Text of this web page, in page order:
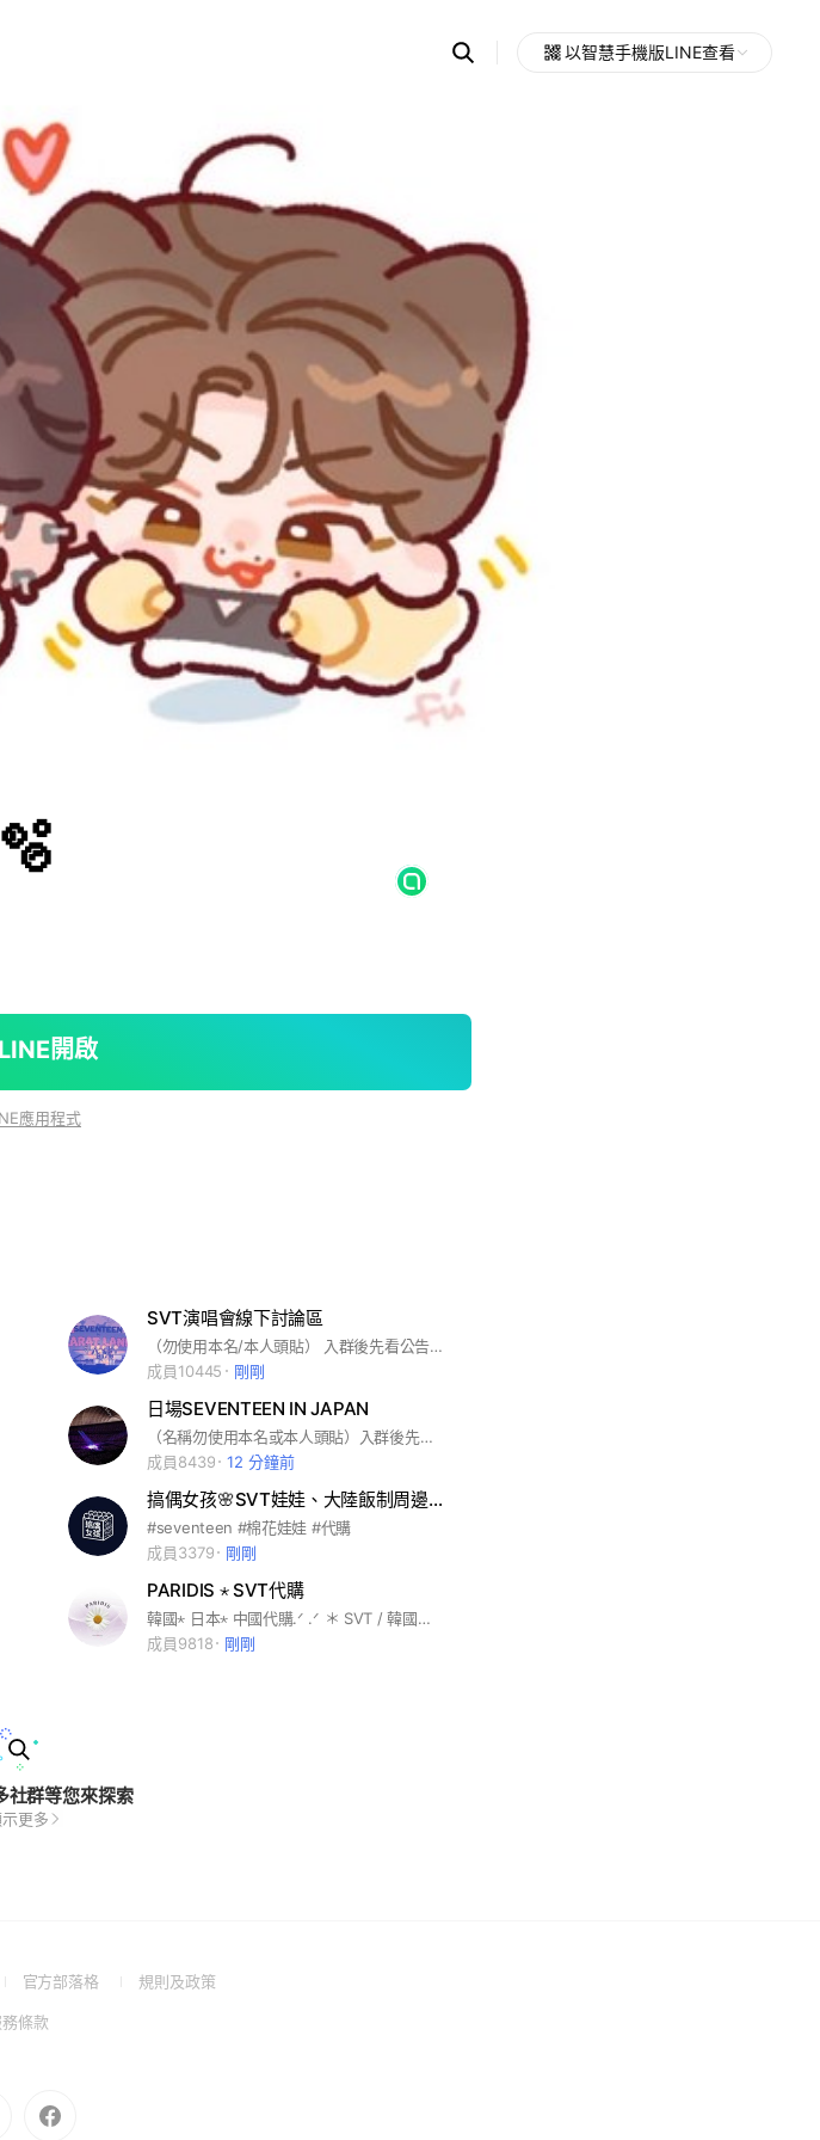
Search
OpenChats以智慧手機版LINE查看
開啟
應用程式
SVT演唱會線下討論區
（勿使用本名/本人頭貼） 入群後先看公告 發問前先做功課 勿一進群就伸手牌 再麻煩配合🫡
成員10445
剛剛
日場SEVENTEEN IN JAPAN
（名稱勿使用本名或本人頭貼）入群後先看公告&記事本 請先作好功課再發問 感謝配合🫡
成員8439
12 分鐘前
搞偶女孩🌸SVT娃娃、大陸飯制周邊代購
#seventeen #棉花娃娃 #代購
成員3379
剛剛
PARIDIS ⋆ SVT代購
韓國⋆ 日本⋆ 中國代購.ᐟ .ᐟ ＊ SVT / 韓國週邊 /其他韓國團體 🇰🇷 政府合法設立登記 & 開立發票🧾
成員9818
剛剛
社群等您來探索
更多
官方部落格
(Open規則及政策(Open
條款(Open
window)
Go
to